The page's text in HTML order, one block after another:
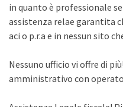
in quanto è professionale
assistenza relae garantita
aci o p.r.a e in nessun sito
Nessuno ufficio vi offre di
amministrativo con